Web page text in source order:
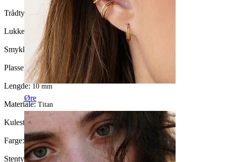
Øre
Trådtykkelse:1,6 mm
Lukkemekanisme: Innvendig gjenge
Smykketype:Barbell
Plassering:Navle
Lengde:10 mm
Materiale: Titan
Kulestørrelse:
Farge:Blank
Stentype:Kubisk Zirkonia